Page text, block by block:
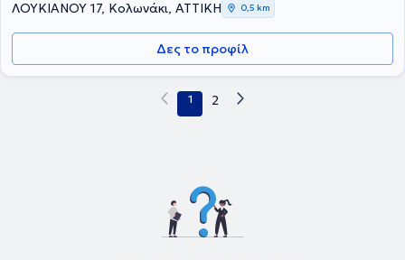
ΛΟΥΚΙΑΝΟΥ 17, Κολωνάκι, ΑΤΤΙΚΗ 0,5 km
Δες το προφίλ
1 2